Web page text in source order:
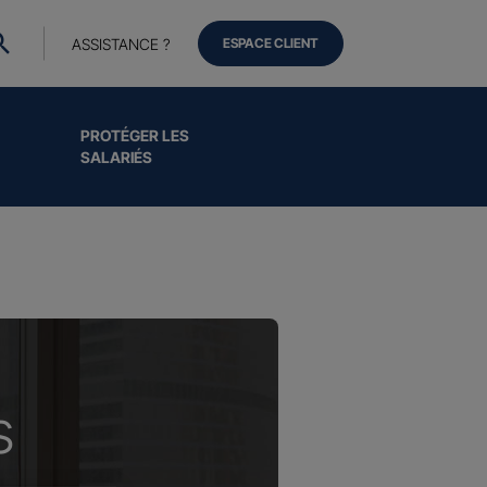
PROTÉGER LES
SALARIÉS
ASSISTANCE ? ESPACE CLIENT